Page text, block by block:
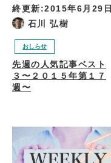
終更新:2015年6月29日
石川 弘樹
おしらせ
先週の人気記事ベスト
３〜２０１５年第１７
週〜